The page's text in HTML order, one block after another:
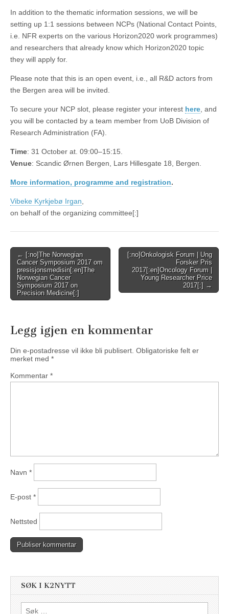
In addition to the thematic information sessions, we will be
setting up 1:1 sessions between NCPs (National Contact Points,
i.e. NFR experts on the various Horizon2020 work programmes)
and researchers that already know which Horizon2020 topic
they will apply for.
Please note that this is an open event, i.e., all R&D actors from
the Bergen area will be invited.
To secure your NCP slot, please register your interest here, and
you will be contacted by a team member from UoB Division of
Research Administration (FA).
Time: 31 October at. 09:00–15:15.
Venue: Scandic Ørnen Bergen, Lars Hillesgate 18, Bergen.
More information, programme and registration.
Vibeke Kyrkjebø Irgan,
on behalf of the organizing committee[:]
Post
navigation
← [:no]The Norwegian
Cancer Symposium 2017 om
presisjonsmedisin[:en]The
Norwegian Cancer
Symposium 2017 on
Precision Medicine[:]
[:no]Onkologisk Forum | Ung
Forsker Pris
2017[:en]Oncology Forum |
Young Researcher Price
2017[:] →
Legg igjen en kommentar
Din e-postadresse vil ikke bli publisert. Obligatoriske felt er
merket med *
Kommentar *
Navn *
E-post *
Nettsted
SØK I K2NYTT
Søk